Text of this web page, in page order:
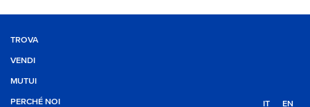
TROVA
VENDI
MUTUI
PERCHÉ NOI IT EN